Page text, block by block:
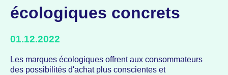
écologiques concrets
01.12.2022
Les marques écologiques offrent aux consommateurs
des possibilités d'achat plus conscientes et